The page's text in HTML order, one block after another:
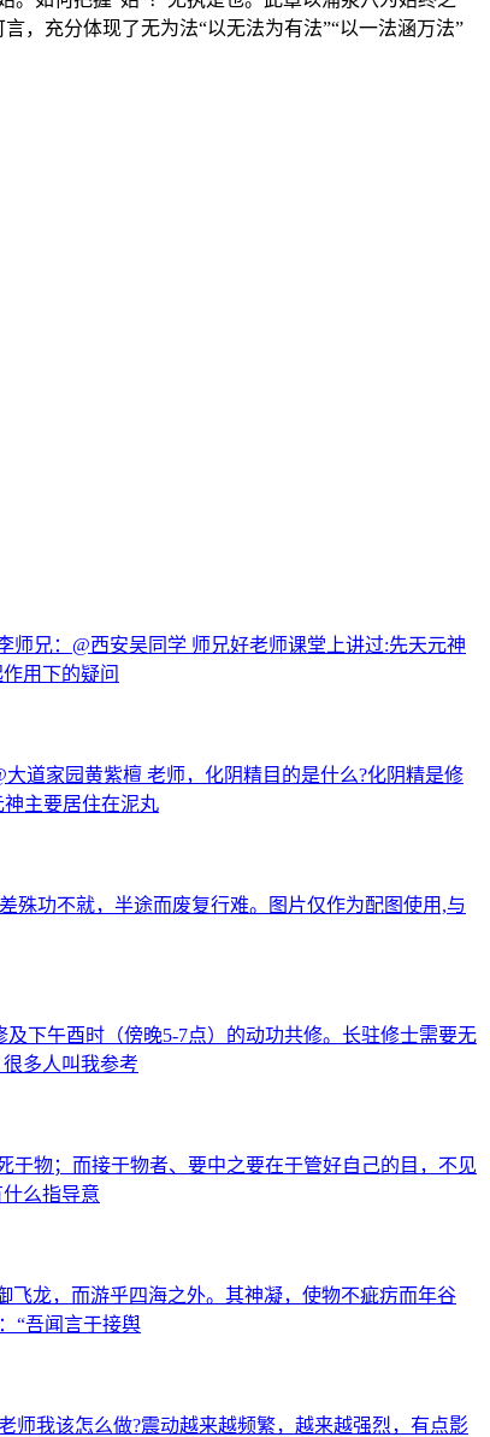
，充分体现了无为法“以无法为有法”“以一法涵万法”
兄：@西安吴同学 师兄好老师课堂上讲过:先天元神
用下的疑问
道家园黄紫檀 老师，化阴精目的是什么?化阴精是修
主要居住在泥丸
殊功不就，半途而废复行难。图片仅作为配图使用,与
下午酉时（傍晚5-7点）的动功共修。长驻修士需要无
多人叫我参考
物；而接于物者、要中之要在于管好自己的目，不见
么指导意
飞龙，而游乎四海之外。其神凝，使物不疵疠而年谷
“吾闻言于接舆
师我该怎么做?震动越来越频繁，越来越强烈，有点影